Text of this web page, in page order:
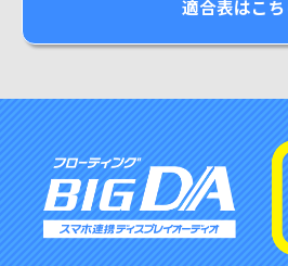
適合表はこち